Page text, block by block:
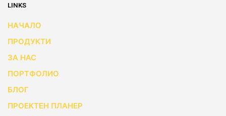
LINKS
НАЧАЛО
ПРОДУКТИ
ЗА НАС
ПОРТФОЛИО
БЛОГ
ПРОЕКТЕН ПЛАНЕР